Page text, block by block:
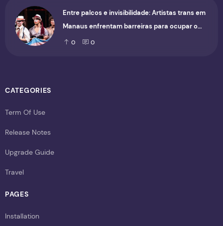
Entre palcos e invisibilidade: Artistas trans em
Manaus enfrentam barreiras para ocupar o
cenário cultural
0 0
CATEGORIES
Term Of Use
Release Notes
Upgrade Guide
Travel
PAGES
Installation